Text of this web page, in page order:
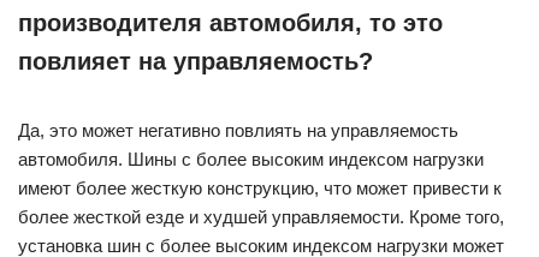
производителя автомобиля, то это
повлияет на управляемость?
Да, это может негативно повлиять на управляемость
автомобиля. Шины с более высоким индексом нагрузки
имеют более жесткую конструкцию, что может привести к
более жесткой езде и худшей управляемости. Кроме того,
установка шин с более высоким индексом нагрузки может